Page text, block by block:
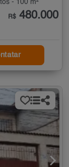
- 100 m²
R$ 480.000